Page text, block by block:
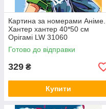
Картина за номерами Аніме.
Хантер хантер 40*50 см
Орігамі LW 31060
Готово до відправки
329 ₴
Купити